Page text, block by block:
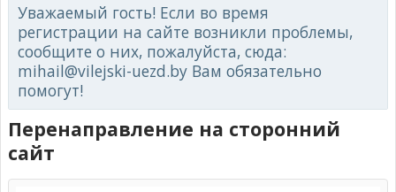
Уважаемый гость! Если во время
регистрации на сайте возникли проблемы,
сообщите о них, пожалуйста, сюда:
mihail@vilejski-uezd.by Вам обязательно
помогут!
Перенаправление на сторонний
сайт